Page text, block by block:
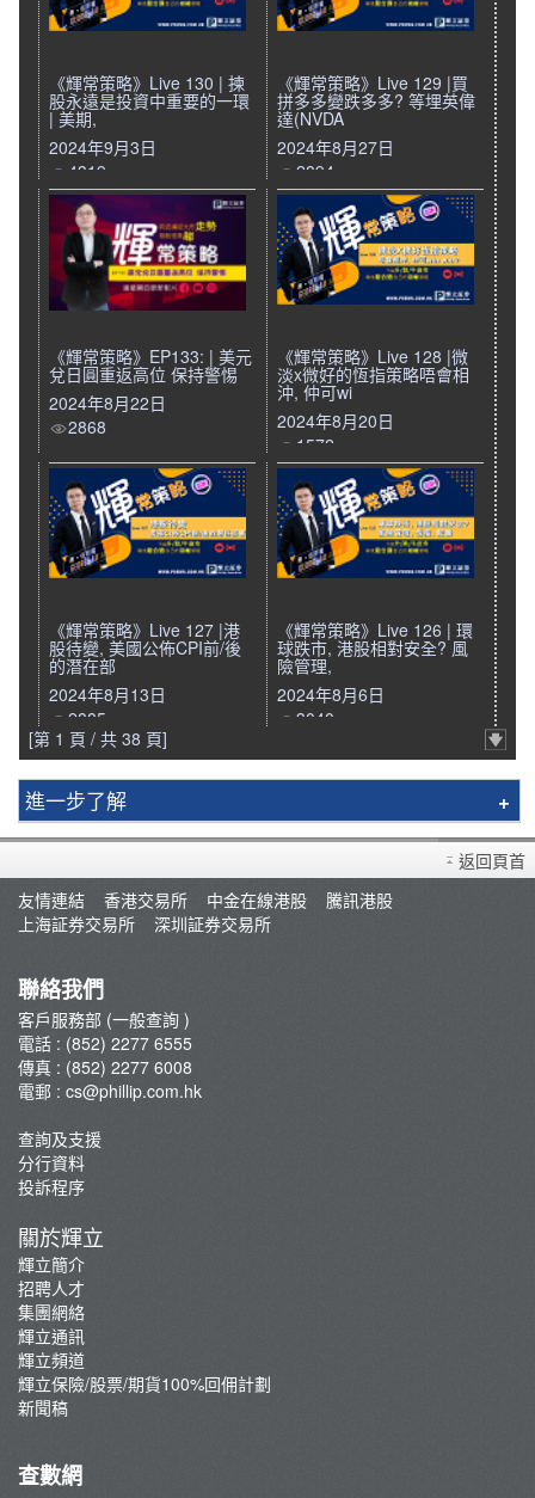
《輝常策略》Live 130 | 揀
股永遠是投資中重要的一環
| 美期,
2024年9月3日
4319
《輝常策略》Live 129 |買
拼多多變跌多多? 等埋英偉
達(NVDA
2024年8月27日
2894
《輝常策略》EP133: | 美元
兌日圓重返高位 保持警惕
2024年8月22日
2868
《輝常策略》Live 128 |微
淡x微好的恆指策略唔會相
沖, 仲可wi
2024年8月20日
1572
《輝常策略》Live 127 |港
股待變, 美國公佈CPI前/後
的潛在部
2024年8月13日
2885
《輝常策略》Live 126 | 環
球跌市, 港股相對安全? 風
險管理,
2024年8月6日
3040
[第 1 頁 / 共 38 頁]
進一步了解
輝立簡介
分行資料
招聘人才
輝立保險/股票/期貨100%回佣計劃
新聞稿
返回頁首
友情連結
香港交易所 中金在線港股
騰訊港股
上海証券交易所
深圳証券交易所
聯絡我們
客戶服務部 (一般查詢 )
電話 : (852) 2277 6555
傳真 : (852) 2277 6008
電郵 : cs@phillip.com.hk
查詢及支援
分行資料
投訴程序
關於輝立
輝立簡介
招聘人才
集團網絡
輝立通訊
輝立頻道
輝立保險/股票/期貨100%回佣計劃
新聞稿
查數網